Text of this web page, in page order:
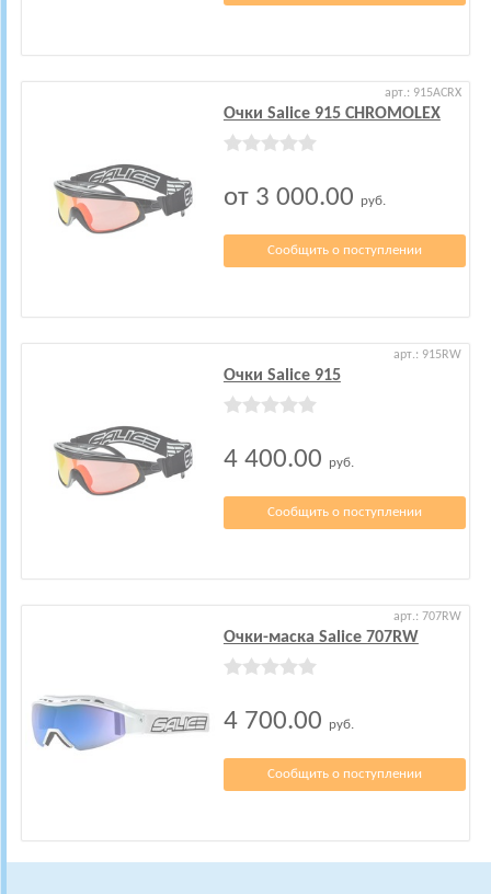
арт.: 915ACRX
Очки Salice 915 CHROMOLEX
от 3 000.00 руб.
Сообщить о поступлении
арт.: 915RW
Очки Salice 915
4 400.00 руб.
Сообщить о поступлении
арт.: 707RW
Очки-маска Salice 707RW
4 700.00 руб.
Сообщить о поступлении